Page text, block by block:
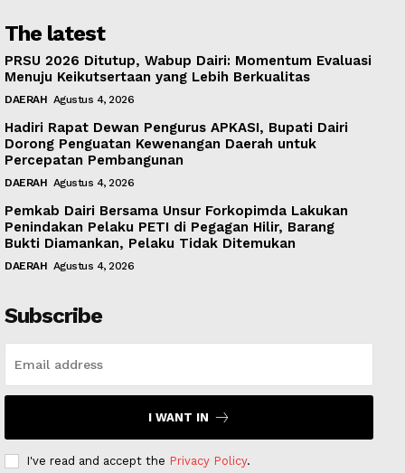
The latest
PRSU 2026 Ditutup, Wabup Dairi: Momentum Evaluasi
Menuju Keikutsertaan yang Lebih Berkualitas
DAERAH Agustus 4, 2026
Hadiri Rapat Dewan Pengurus APKASI, Bupati Dairi
Dorong Penguatan Kewenangan Daerah untuk
Percepatan Pembangunan
DAERAH Agustus 4, 2026
Pemkab Dairi Bersama Unsur Forkopimda Lakukan
Penindakan Pelaku PETI di Pegagan Hilir, Barang
Bukti Diamankan, Pelaku Tidak Ditemukan
DAERAH Agustus 4, 2026
Subscribe
I WANT IN
I've read and accept the Privacy Policy.